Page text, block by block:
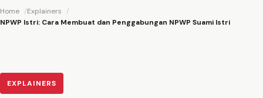
Home
Explainers
NPWP Istri: Cara Membuat dan Penggabungan NPWP Suami Istri
EXPLAINERS